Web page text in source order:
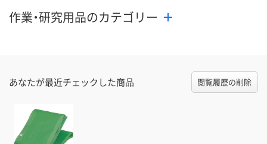
作業・研究用品のカテゴリー
あなたが最近チェックした商品 閲覧履歴の削除